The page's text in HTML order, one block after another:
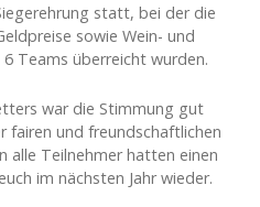
statt, bei der die
sowie Wein- und
Teams überreicht wurden.
war die Stimmung gut
fairen und freundschaftlichen
Teilnehmer hatten einen
im nächsten Jahr wieder.